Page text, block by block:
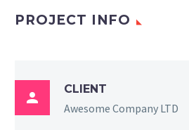
PROJECT INFO

CLIENT
Awesome Company LTD